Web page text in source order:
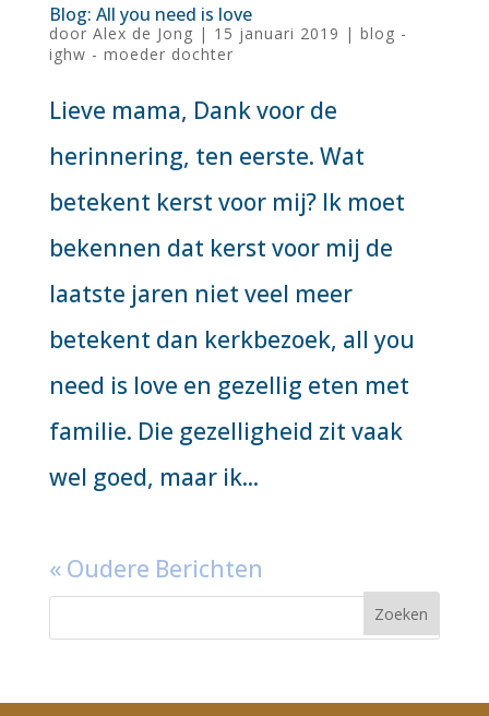
Blog: All you need is love
door Alex de Jong | 15 januari 2019 | blog -
ighw - moeder dochter
Lieve mama, Dank voor de
herinnering, ten eerste. Wat
betekent kerst voor mij? Ik moet
bekennen dat kerst voor mij de
laatste jaren niet veel meer
betekent dan kerkbezoek, all you
need is love en gezellig eten met
familie. Die gezelligheid zit vaak
wel goed, maar ik...
« Oudere Berichten